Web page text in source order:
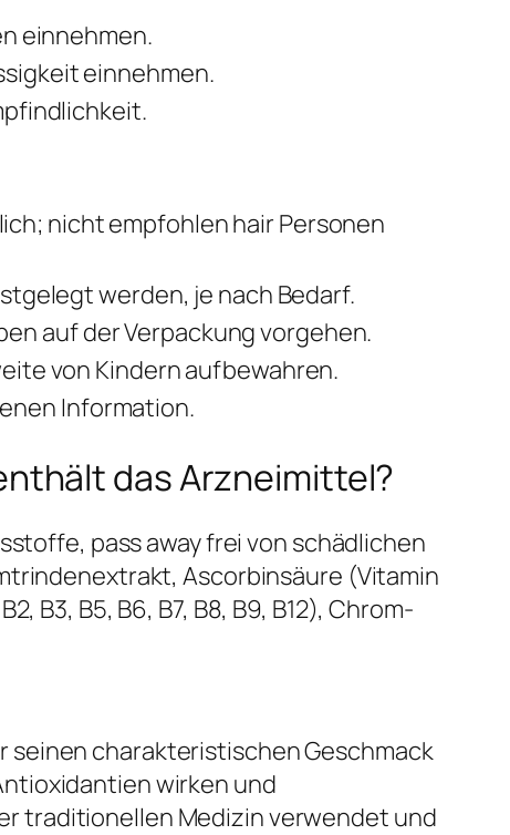
einnehmen.
einnehmen.
nicht empfohlen hair Personen
werden, je nach Bedarf.
auf der Verpackung vorgehen.
von Kindern aufbewahren.
Information.
das Arzneimittel?
pass away frei von schädlichen
Ascorbinsäure (Vitamin
B3, B5, B6, B7, B8, B9, B12), Chrom-
seinen charakteristischen Geschmack
wirken und
traditionellen Medizin verwendet und